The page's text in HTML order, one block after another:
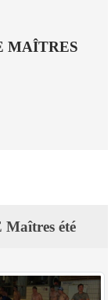
MAÎTRES
Maîtres été